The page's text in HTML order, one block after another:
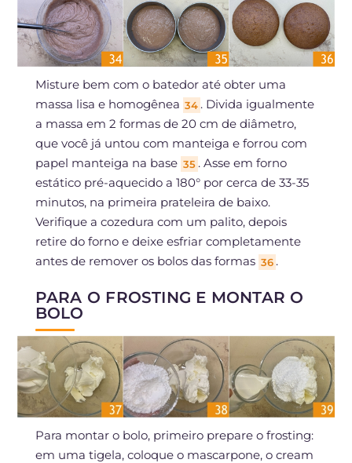
Misture bem com o batedor até obter uma
massa lisa e homogênea 34 . Divida igualmente
a massa em 2 formas de 20 cm de diâmetro,
que você já untou com manteiga e forrou com
papel manteiga na base 35 . Asse em forno
estático pré-aquecido a 180° por cerca de 33-35
minutos, na primeira prateleira de baixo.
Verifique a cozedura com um palito, depois
retire do forno e deixe esfriar completamente
antes de remover os bolos das formas 36 .
PARA O FROSTING E MONTAR O
BOLO
Para montar o bolo, primeiro prepare o frosting:
em uma tigela, coloque o mascarpone, o cream